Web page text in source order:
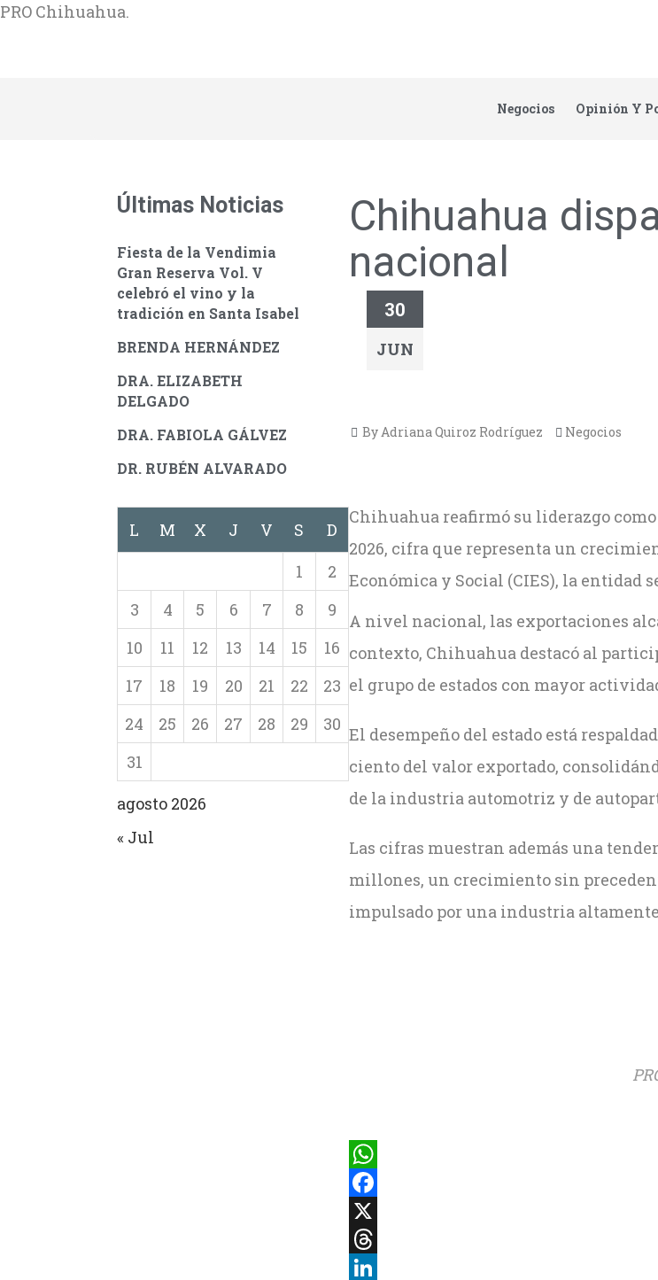
PRO Chihuahua.
Negocios Opinión Y
Últimas Noticias
Fiesta de la Vendimia
Gran Reserva Vol. V
celebró el vino y la
tradición en Santa Isabel
BRENDA HERNÁNDEZ
DRA. ELIZABETH
DELGADO
DRA. FABIOLA GÁLVEZ
DR. RUBÉN ALVARADO
agosto 2026
L M X J V S
D
1
2
3
4 5 6 7 8
9
10
11 12 13 14 15
16
17
18 19 20 21 22
23
24
25 26 27 28 29
30
31
« Jul
Chihuahua
nacional
30
JUN
By Adriana Quiroz Rodríguez Negocios
Chihuahua reafirmó su liderazgo
2026, cifra que representa un
Económica y Social (CIES), la entidad
A nivel nacional, las exportaciones
contexto, Chihuahua destacó al
el grupo de estados con mayor
El desempeño del estado está
ciento del valor exportado,
de la industria automotriz y de
Las cifras muestran además una
millones, un crecimiento sin
impulsado por una industria
WhatsApp
Facebook
X
Threads